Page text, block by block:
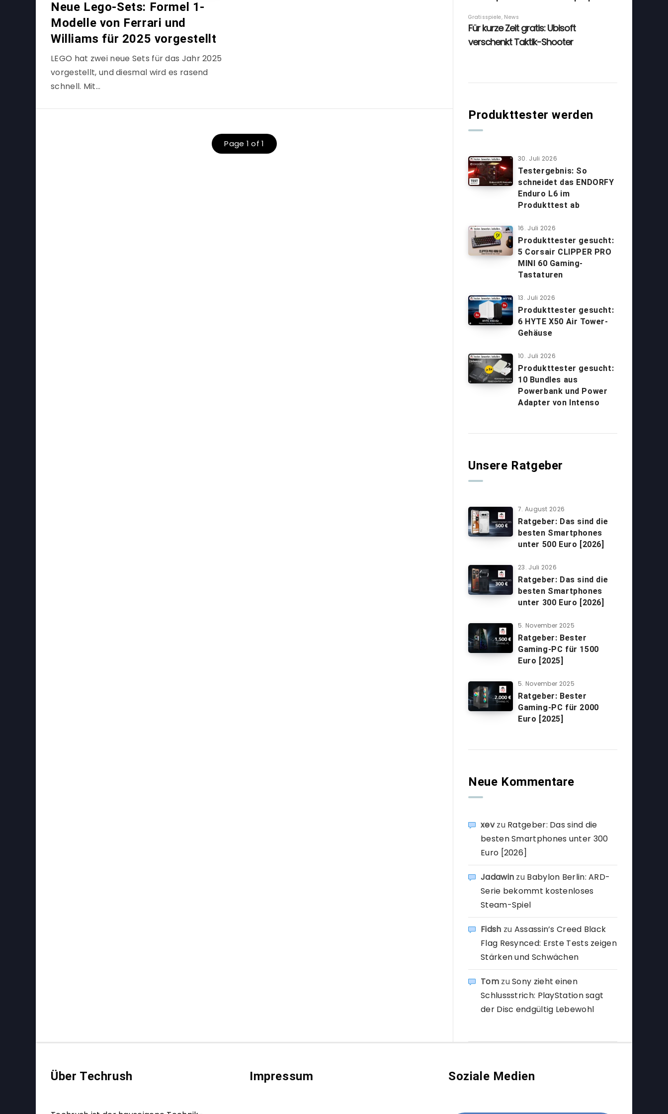
Neue Lego-Sets: Formel 1-
Modelle von Ferrari und
Williams für 2025 vorgestellt
LEGO hat zwei neue Sets für das Jahr 2025
vorgestellt, und diesmal wird es rasend
schnell. Mit…
Page 1 of 1
Produkttester werden
30. Juli 2026
Testergebnis: So
schneidet das ENDORFY
Enduro L6 im
Produkttest ab
16. Juli 2026
Produkttester gesucht:
5 Corsair CLIPPER PRO
MINI 60 Gaming-
Tastaturen
13. Juli 2026
Produkttester gesucht:
6 HYTE X50 Air Tower-
Gehäuse
10. Juli 2026
Produkttester gesucht:
10 Bundles aus
Powerbank und Power
Adapter von Intenso
Unsere Ratgeber
7. August 2026
Ratgeber: Das sind die
besten Smartphones
unter 500 Euro [2026]
23. Juli 2026
Ratgeber: Das sind die
besten Smartphones
unter 300 Euro [2026]
5. November 2025
Ratgeber: Bester
Gaming-PC für 1500
Euro [2025]
5. November 2025
Ratgeber: Bester
Gaming-PC für 2000
Euro [2025]
Neue Kommentare
xevzu Ratgeber: Das sind die
besten Smartphones unter 300
Euro [2026]
Jadawin zu Babylon Berlin: ARD-
Serie bekommt kostenloses
Steam-Spiel
Fidsh zu Assassin’s Creed Black
Flag Resynced: Erste Tests zeigen
Stärken und Schwächen
TomzuSony zieht einen
Schlussstrich: PlayStation sagt
der Disc endgültig Lebewohl
Über Techrush Impressum Soziale Medien